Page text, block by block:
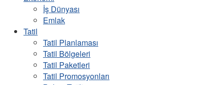
İş Dünyası
Emlak
Tatil
Tatil Planlaması
Tatil Bölgeleri
Tatil Paketleri
Tatil Promosyonları